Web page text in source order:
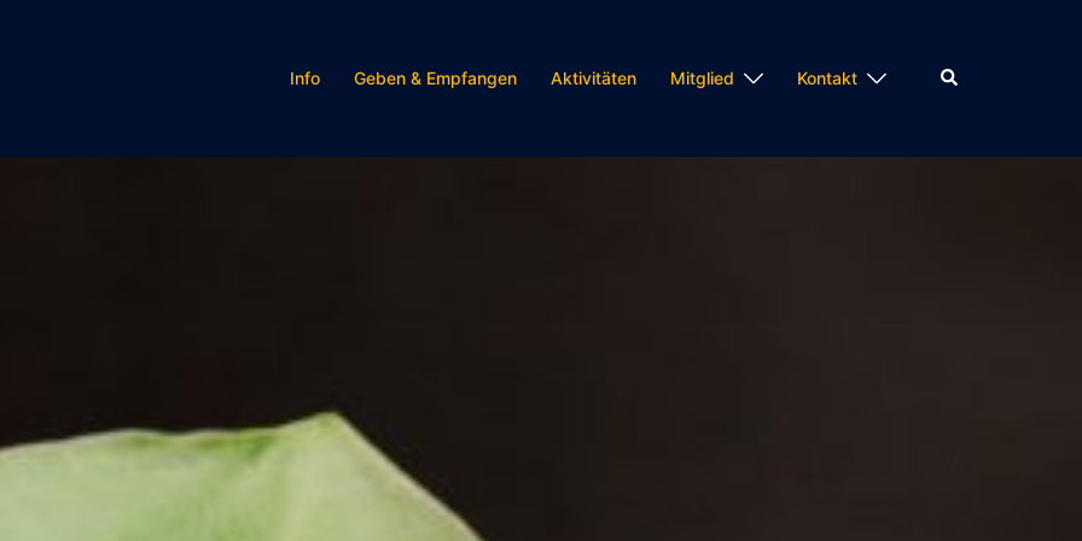
Info Geben & Empfangen Aktivitäten Mitglied Kontakt Suche